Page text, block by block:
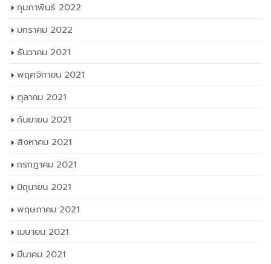
กุมภาพันธ์ 2022
มกราคม 2022
ธันวาคม 2021
พฤศจิกายน 2021
ตุลาคม 2021
กันยายน 2021
สิงหาคม 2021
กรกฎาคม 2021
มิถุนายน 2021
พฤษภาคม 2021
เมษายน 2021
มีนาคม 2021